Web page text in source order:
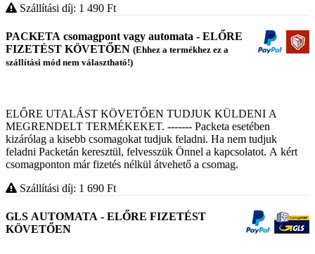
Szállítási díj: 1 490 Ft
PACKETA csomagpont vagy automata - ELŐRE
FIZETÉST KÖVETŐEN (Ehhez a termékhez ez a
szállítási mód nem választható!)
ELŐRE UTALÁST KÖVETŐEN TUDJUK KÜLDENI A
MEGRENDELT TERMÉKEKET. ------- Packeta esetében
kizárólag a kisebb csomagokat tudjuk feladni. Ha nem tudjuk
feladni Packetán keresztül, felvesszük Önnel a kapcsolatot. A kért
csomagponton már fizetés nélkül átvehető a csomag.
Szállítási díj: 1 690 Ft
GLS AUTOMATA - ELŐRE FIZETÉST
KÖVETŐEN